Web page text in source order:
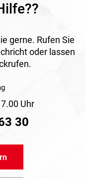
gerne. Rufen Sie
oder lassen
Uhr
30